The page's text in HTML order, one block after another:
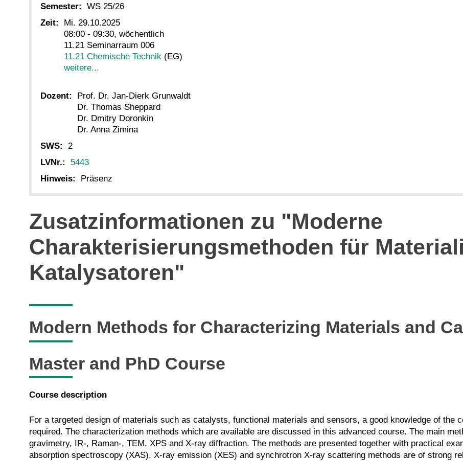
Semester:
WS 25/26
Zeit:
Mi. 29.10.2025
08:00 - 09:30, wöchentlich
11.21 Seminarraum 006
11.21 Chemische Technik (EG)
weitere...
Dozent:
Prof. Dr. Jan-Dierk Grunwaldt
Dr. Thomas Sheppard
Dr. Dmitry Doronkin
Dr. Anna Zimina
SWS:
2
LVNr.:
5443
Hinweis:
Präsenz
Zusatzinformationen zu "Moderne
Charakterisierungsmethoden für
Katalysatoren"
Modern Methods for Characterizing Materials and
Master and PhD Course
Course description
For a targeted design of materials such as catalysts, functional materials and sensors, a good knowledge of the
required. The characterization methods which are available are discussed in this advanced course. The main
gravimetry, IR-, Raman-, TEM, XPS and X-ray diffraction. The methods are presented together with practical
absorption spectroscopy (XAS), X-ray emission (XES) and synchrotron X-ray scattering methods are of strong